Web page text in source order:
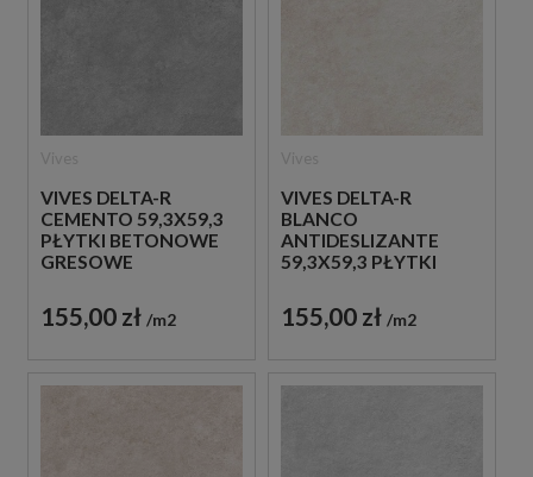
VIVES DELTA-R
CEMENTO 59,3X59,3
PŁYTKI BETONOWE
GRESOWE
155,00 zł m2
VIVES DELTA-R
BLANCO
ANTIDESLIZANTE
59,3X59,3 PŁYTKI
GRESOWE
155,00 zł m2